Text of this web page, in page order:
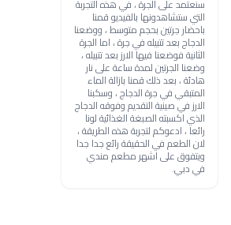
سنعتمد على الجرة ، في هذه التجربة
التي ستشاهدونها بالفيديو قمنا
باحضار جرتين بحجم متوسط ، ووضعنا
الدجاج بعد تتبيله في جرة ، اما الجرة
الثانية فوضعنا فيها الارز بعد تتبيله ،
وضعنا الجرتين لمدة ساعة على نار
هادئة ، بعد ذلك قمنا بازالة الماء
المتبقي في جرة الدجاج ، وسكبنا
الارز في صينية التقديم وفوقه الدجاج
الذي اكسبته الصبغة الغذائية لونا
رائعا ، ادعوكم لتجربة هذه الطريقة ،
لان الطعم في الحقيقة رائع جدا جدا
ويتفوق على اشهر مطعم مندي
في دبي.